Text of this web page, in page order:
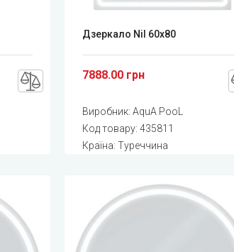
Дзеркало Nil 60x80
7888.00 грн
Виробник: AquA PooL
Код товару: 435811
Країна: Туреччина